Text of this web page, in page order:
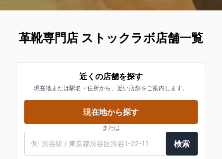
革靴専門店 ストックラボ店舗一覧
近くの店舗を探す
現在地または駅名・住所から、近い店舗をご案内します。
現在地から探す
または
検索